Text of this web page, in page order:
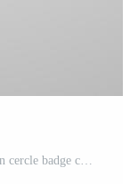
luxe d'or noir badges et Étiquettes. rétro ancien cercle badge conception Vecteur Gratuit